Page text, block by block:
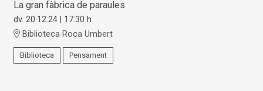
La gran fàbrica de paraules
dv. 20.12.24 | 17:30 h
Biblioteca Roca Umbert
Biblioteca Pensament